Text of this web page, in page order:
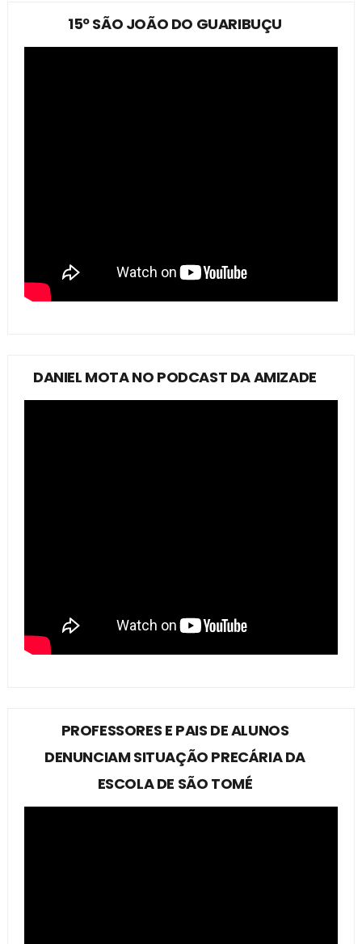
15º SÃO JOÃO DO GUARIBUÇU
DANIEL MOTA NO PODCAST DA AMIZADE
PROFESSORES E PAIS DE ALUNOS
DENUNCIAM SITUAÇÃO PRECÁRIA DA
ESCOLA DE SÃO TOMÉ